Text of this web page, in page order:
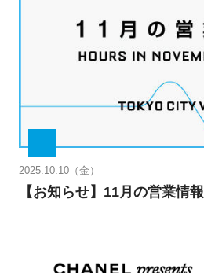
2025.10.10（金）
【お知らせ】11月の営業情報